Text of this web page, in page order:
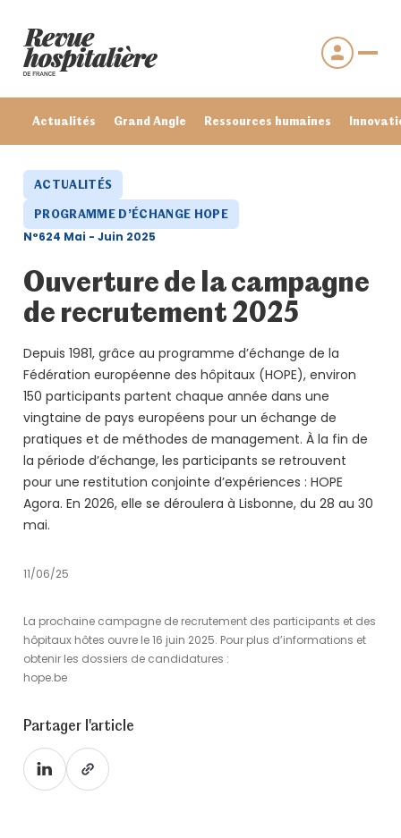
Actualités Grand Angle Ressources humaines
Se connecter
Mot de passe oublié ?
ACTUALITÉS
PROGRAMME D’ÉCHANGE HOPE
N°624 Mai - Juin 2025
Ouverture de la campagne
de recrutement 2025
Depuis 1981, grâce au programme d’échange de la
Fédération européenne des hôpitaux (HOPE), environ
150 participants partent chaque année dans une
vingtaine de pays européens pour un échange de
pratiques et de méthodes de management. À la fin de
la période d’échange, les participants se retrouvent
pour une restitution conjointe d’expériences : HOPE
Agora. En 2026, elle se déroulera à Lisbonne, du 28 au 30
mai.
11/06/25
La prochaine campagne de recrutement des participants et des
hôpitaux hôtes ouvre le 16 juin 2025. Pour plus d’informations et
obtenir les dossiers de candidatures :
hope.be
Partager l'article